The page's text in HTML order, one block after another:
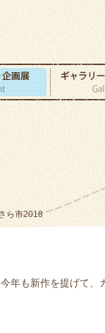
ら市2018
今年も新作を提げて、